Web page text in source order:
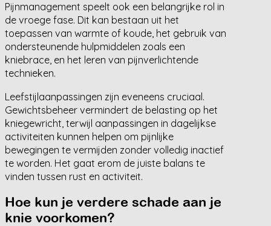
Pijnmanagement speelt ook een belangrijke rol in
de vroege fase. Dit kan bestaan uit het
toepassen van warmte of koude, het gebruik van
ondersteunende hulpmiddelen zoals een
kniebrace, en het leren van pijnverlichtende
technieken.
Leefstijlaanpassingen zijn eveneens cruciaal.
Gewichtsbeheer vermindert de belasting op het
kniegewricht, terwijl aanpassingen in dagelijkse
activiteiten kunnen helpen om pijnlijke
bewegingen te vermijden zonder volledig inactief
te worden. Het gaat erom de juiste balans te
vinden tussen rust en activiteit.
Hoe kun je verdere schade aan je
knie voorkomen?